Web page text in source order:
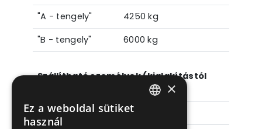
"A - tengely"
4250 kg
"B - tengely"
6000 kg
Szállítható személyek (kialakítástól
Ülőhely
23+1 fő
×
Ez a weboldal sütiket
használ